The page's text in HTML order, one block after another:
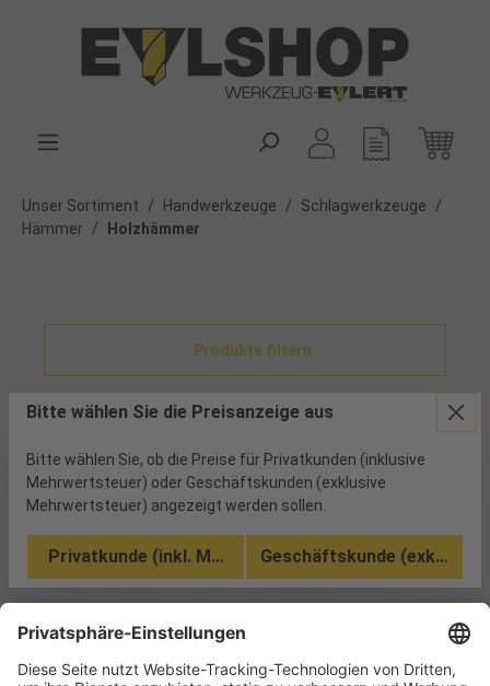
Unser Sortiment / Handwerkzeuge / Schlagwerkzeuge
/
Hämmer
/ Holzhämmer
Produkte filtern
Bitte wählen Sie die Preisanzeige aus
Bitte wählen Sie, ob die Preise für Privatkunden (inklusive
Mehrwertsteuer) oder Geschäftskunden (exklusive
Mehrwertsteuer) angezeigt werden sollen.
Privatkunde (inkl. MwSt.) Geschäftskunde (exkl.